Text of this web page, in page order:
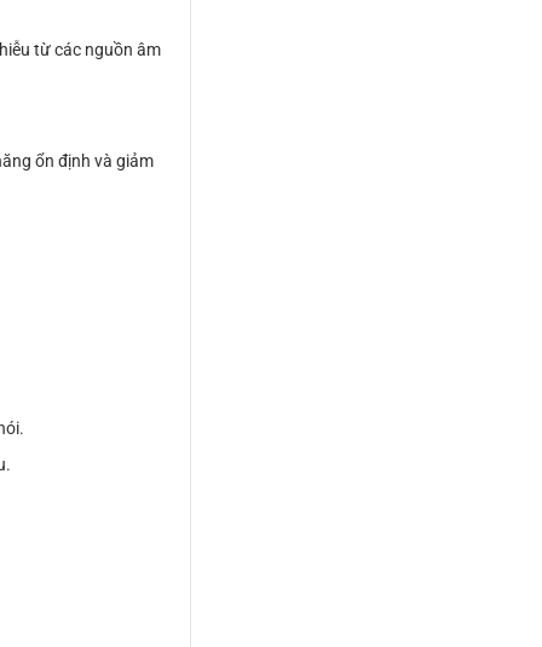
từ các nguồn âm
ổn định và giảm